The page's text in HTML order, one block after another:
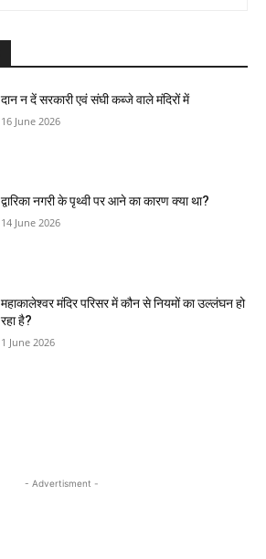
दान न दें सरकारी एवं संघी कब्जे वाले मंदिरों में
16 June 2026
द्वारिका नगरी के पृथ्वी पर आने का कारण क्या था?
14 June 2026
महाकालेश्वर मंदिर परिसर में कौन से नियमों का उल्लंघन हो
रहा है?
1 June 2026
- Advertisment -